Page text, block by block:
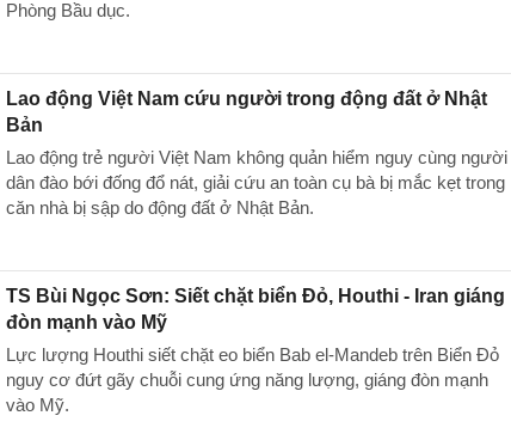
Phòng Bầu dục.
Lao động Việt Nam cứu người trong động đất ở Nhật
Bản
Lao động trẻ người Việt Nam không quản hiểm nguy cùng người
dân đào bới đống đổ nát, giải cứu an toàn cụ bà bị mắc kẹt trong
căn nhà bị sập do động đất ở Nhật Bản.
TS Bùi Ngọc Sơn: Siết chặt biển Đỏ, Houthi - Iran giáng
đòn mạnh vào Mỹ
Lực lượng Houthi siết chặt eo biển Bab el-Mandeb trên Biển Đỏ
nguy cơ đứt gãy chuỗi cung ứng năng lượng, giáng đòn mạnh
vào Mỹ.